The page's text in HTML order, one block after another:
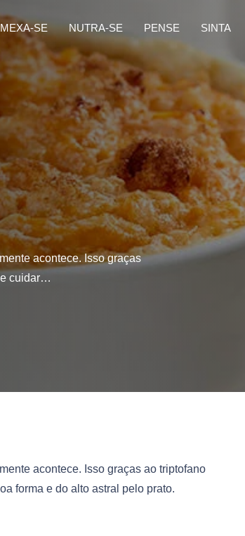
MEXA-SE NUTRA-SE PENSE SINTA
acontece. Isso graças
cuidar…
acontece. Isso graças ao triptofano
forma e do alto astral pelo prato.